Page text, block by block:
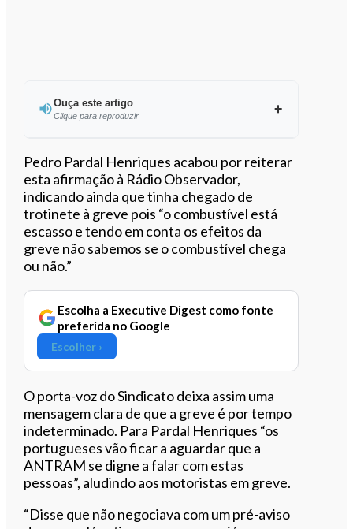
Ouça este artigo
Clique para reproduzir
Ouvir este artigo
Pedro Pardal Henriques acabou por reiterar
esta afirmação à Rádio Observador,
indicando ainda que tinha chegado de
trotinete à greve pois “o combustível está
escasso e tendo em conta os efeitos da
greve não sabemos se o combustível chega
ou não.”
Escolha a Executive Digest como fonte
preferida no Google
Escolher ›
O porta-voz do Sindicato deixa assim uma
mensagem clara de que a greve é por tempo
indeterminado. Para Pardal Henriques “os
portugueses vão ficar a aguardar que a
ANTRAM se digne a falar com estas
pessoas”, aludindo aos motoristas em greve.
“Disse que não negociava com um pré-aviso